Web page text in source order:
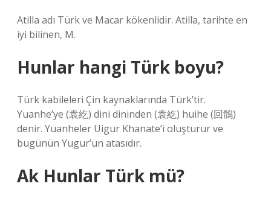
Atilla adı Türk ve Macar kökenlidir. Atilla, tarihte en
iyi bilinen, M.
Hunlar hangi Türk boyu?
Türk kabileleri Çin kaynaklarında Türk’tir.
Yuanhe’ye (袁紇) dini dininden (袁紇) huihe (回鶻)
denir. Yuanheler Uigur Khanate’i oluşturur ve
bugünün Yugur’un atasıdır.
Ak Hunlar Türk mü?